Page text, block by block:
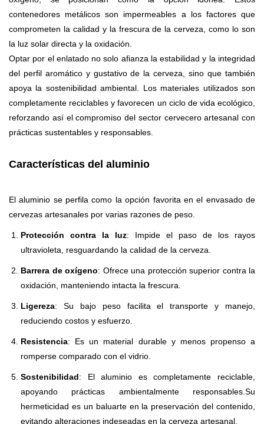
contenedores metálicos son impermeables a los factores que
comprometen la calidad y la frescura de la cerveza, como lo son
la luz solar directa y la oxidación
Optar por el enlatado no solo afianza la estabilidad y la integridad
del perfil aromático y gustativo de la cerveza, sino que también
apoya la sostenibilidad ambiental. Los materiales utilizados son
completamente reciclables y favorecen un ciclo de vida ecológico,
reforzando así el compromiso del sector cervecero artesanal con
prácticas sustentables y responsables.
Características del aluminio
El aluminio se perfila como la opción favorita en el envasado de
cervezas artesanales por varias razones de peso.
Protección contra la luz: Impide el paso de los rayos
ultravioleta, resguardando la calidad de la cerveza.
Barrera de oxígeno: Ofrece una protección superior contra la
oxidación, manteniendo intacta la frescura.
Ligereza: Su bajo peso facilita el transporte y manejo,
reduciendo costos y esfuerzo.
Resistencia: Es un material durable y menos propenso a
romperse comparado con el vidrio.
Sostenibilidad: El aluminio es completamente reciclable,
apoyando prácticas ambientalmente responsables.Su
hermeticidad es un baluarte en la preservación del contenido,
evitando alteraciones indeseadas en la cerveza artesanal.